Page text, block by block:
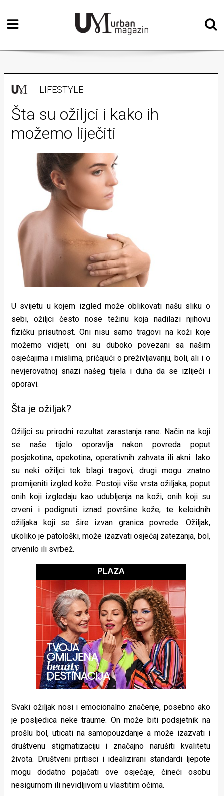
Početna
Vizualne
Teatar
Književnost
Muzika
Kultura
Lifestyle
Beauty
Fashion
Za
stolom
Život
u
koje
rade
Places
Aktivizam
Aktuelnosti
LIFESTYLE
Šta su ožiljci i kako ih
možemo liječiti
U svijetu u kojem izgled može oblikovati našu sliku o
sebi, ožiljci često nose težinu koja nadilazi njihovu
fizičku prisutnost. Oni nisu samo tragovi na koži koje
možemo vidjeti; oni su duboko povezani sa našim
osjećajima i mislima, pričajući o preživljavanju, boli, ali i o
nevjerovatnoj snazi našeg tijela i duha da se izliječi i
oporavi.
Šta je ožiljak?
Ožiljci su prirodni rezultat zarastanja rane. Način na koji
se naše tijelo oporavlja nakon povreda poput
posjekotina, opekotina, operativnih zahvata ili akni. Iako
su neki ožiljci tek blagi tragovi, drugi mogu znatno
promijeniti izgled kože. Postoji više vrsta ožiljaka, poput
onih koji izgledaju kao udubljenja na koži, onih koji su
crveni i podignuti iznad površine kože, te keloidnih
ožiljaka koji se šire izvan granica povrede. Ožiljak,
ukoliko je patološki, može izazvati osjećaj zatezanja, bol,
crvenilo ili svrbež.
Svaki ožiljak nosi i emocionalno značenje, posebno ako
je posljedica neke traume. On može biti podsjetnik na
prošlu bol, uticati na samopouzdanje a može izazvati i
društvenu stigmatizaciju i značajno narušiti kvalitetu
života. Društveni pritisci i idealizirani standardi ljepote
mogu dodatno pojačati ove osjećaje, čineći osobu
nesigurnom ili nevidljivom u vlastitim očima.